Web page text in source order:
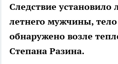
Следствие
летнего мужчины,
обнаружено возле
Степана Разина.